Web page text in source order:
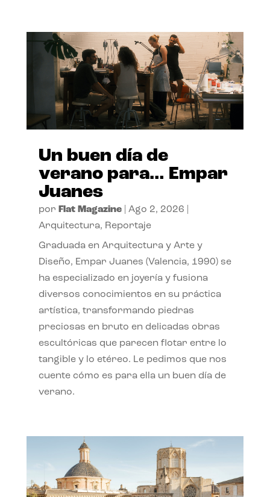
Un buen día de
verano para… Empar
Juanes
por Flat Magazine| Ago 2, 2026
Arquitectura, Reportaje
Graduada en Arquitectura y Arte y
Diseño, Empar Juanes (Valencia, 1990) se
ha especializado en joyería y fusiona
diversos conocimientos en su práctica
artística, transformando piedras
preciosas en bruto en delicadas obras
escultóricas que parecen flotar entre lo
tangible y lo etéreo. Le pedimos que nos
cuente cómo es para ella un buen día de
verano.